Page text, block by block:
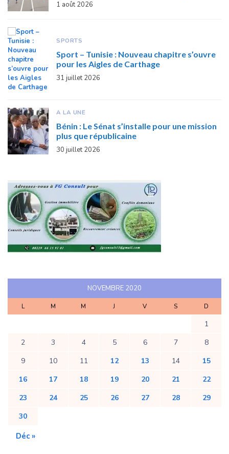
1 août 2026
SPORTS
Sport – Tunisie : Nouveau chapitre s’ouvre
pour les Aigles de Carthage
31 juillet 2026
A LA UNE
Bénin : Le Sénat s’installe pour une mission
plus que républicaine
30 juillet 2026
NOVEMBRE 2020
L M M J V S D
1
2
3 4 5 6 7
8
9
10 11 12 13 14
15
16
17 18 19 20 21
22
23
24 25 26 27 28
29
30
Déc »